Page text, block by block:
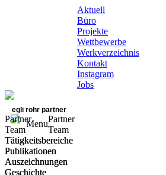
Aktuell
Büro
Projekte
Wettbewerbe
Werkverzeichnis
Kontakt
Instagram
Jobs
egli rohr partner
Menu
Partner
Team
Tätigkeitsbereiche
Publikationen
Auszeichnungen
Geschichte
Partner
Team
Tätigkeitsbereiche
Publikationen
Auszeichnungen
Geschichte